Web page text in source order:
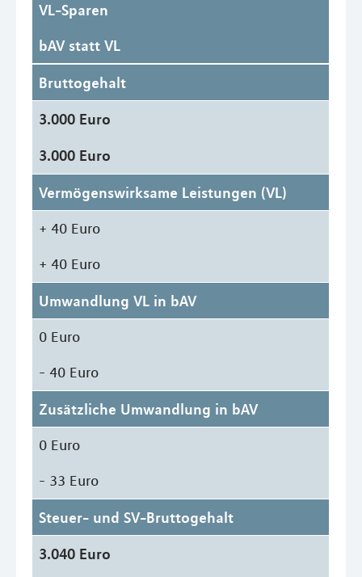
VL-Sparen
bAV statt VL
Bruttogehalt
3.000 Euro
3.000 Euro
Vermögenswirksame Leistungen (VL)
+ 40 Euro
+ 40 Euro
Umwandlung VL in bAV
0 Euro
- 40 Euro
Zusätzliche Umwandlung in bAV
0 Euro
- 33 Euro
Steuer- und SV-Bruttogehalt
3.040 Euro